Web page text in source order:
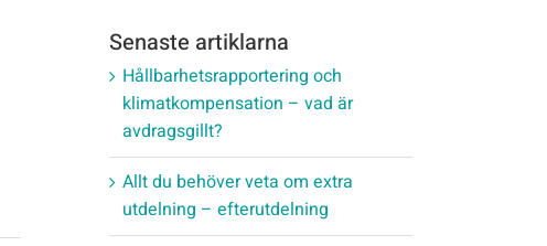
Senaste artiklarna
Hållbarhetsrapportering och
klimatkompensation – vad är
avdragsgillt?
Allt du behöver veta om extra
utdelning – efterutdelning